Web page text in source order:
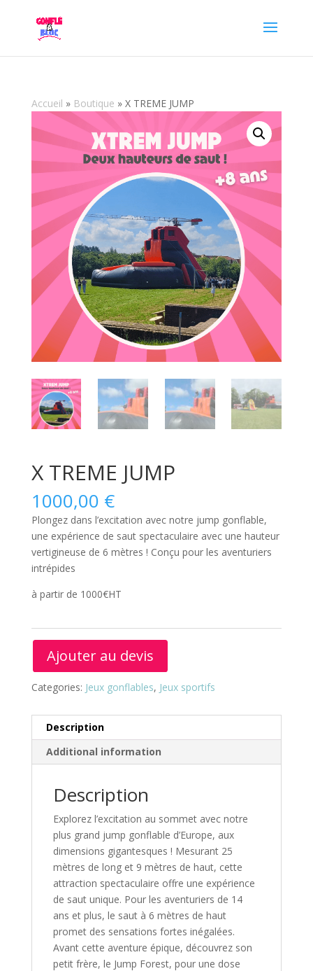
Accueil » Boutique » X TREME JUMP
X TREME JUMP
1000,00 €
Plongez dans l’excitation avec notre jump gonflable,
une expérience de saut spectaculaire avec une hauteur
vertigineuse de 6 mètres ! Conçu pour les aventuriers
intrépides
à partir de 1000€HT
Ajouter au devis
Categories: Jeux gonflables, Jeux sportifs
Description
Additional information
Description
Explorez l’excitation au sommet avec notre
plus grand jump gonflable d’Europe, aux
dimensions gigantesques ! Mesurant 25
mètres de long et 9 mètres de haut, cette
attraction spectaculaire offre une expérience
de saut unique. Pour les aventuriers de 14
ans et plus, le saut à 6 mètres de haut
promet des sensations fortes inégalées.
Avant cette aventure épique, découvrez son
petit frère, le Jump Forest, pour une dose